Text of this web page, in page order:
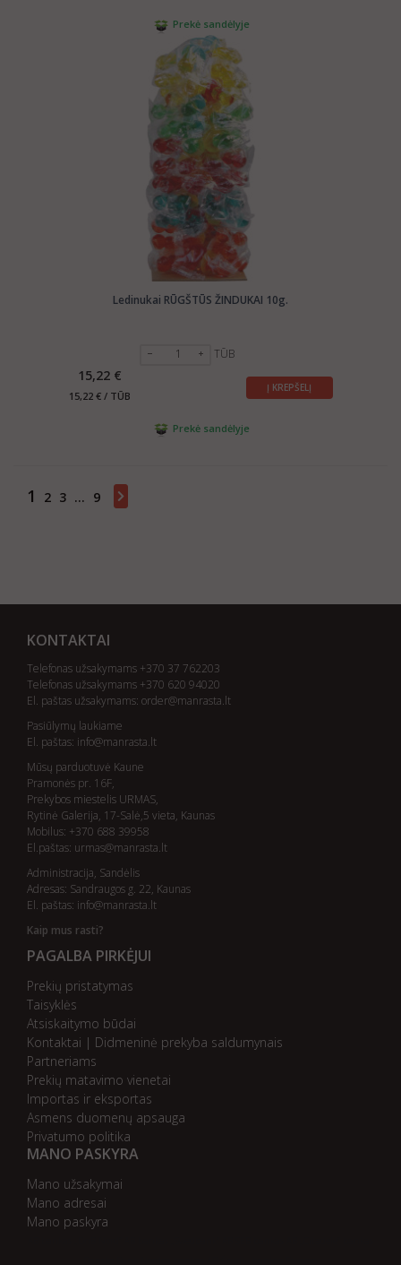
Prekė sandėlyje
Ledinukai RŪGŠTŪS ŽINDUKAI 10g.
TŪB
15,22 €
15,22 € / TŪB
Į KREPŠELĮ
Prekė sandėlyje
1 2 3 ... 9
KONTAKTAI
Telefonas užsakymams +370 37 762203
Telefonas užsakymams +370 620 94020
El. paštas užsakymams: order@manrasta.lt
Pasiūlymų laukiame
El. paštas: info@manrasta.lt
Mūsų parduotuvė Kaune
Pramonės pr. 16F,
Prekybos miestelis URMAS,
Rytinė Galerija, 17-Salė,5 vieta, Kaunas
Mobilus: +370 688 39958
El.paštas: urmas@manrasta.lt
Administracija, Sandėlis
Adresas: Sandraugos g. 22, Kaunas
El. paštas: info@manrasta.lt
Kaip mus rasti?
PAGALBA PIRKĖJUI
Prekių pristatymas
Taisyklės
Atsiskaitymo būdai
Kontaktai | Didmeninė prekyba saldumynais
Partneriams
Prekių matavimo vienetai
Importas ir eksportas
Asmens duomenų apsauga
Privatumo politika
MANO PASKYRA
Mano užsakymai
Mano adresai
Mano paskyra